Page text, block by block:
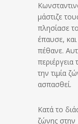
μάστιζε
πλησίασε
έπαυσε,
πέθανε.
την τιμία
ασπασθεί.
Κατά το
ζώνης